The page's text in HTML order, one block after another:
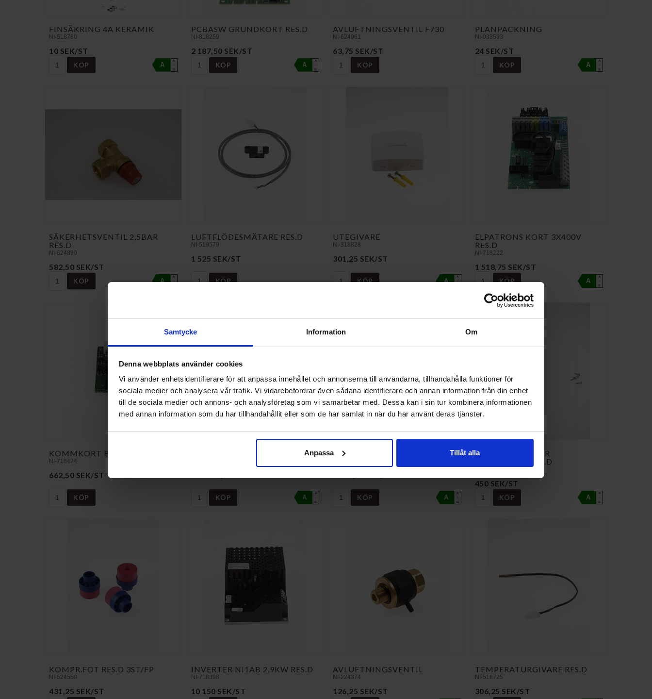
Samtycke Information Om
Denna webbplats använder cookies
Vi använder enhetsidentifierare för att anpassa innehållet och annonserna till användarna, tillhandahålla funktioner för
sociala medier och analysera vår trafik. Vi vidarebefordrar även sådana identifierare och annan information från din enhet
till de sociala medier och annons- och analysföretag som vi samarbetar med. Dessa kan i sin tur kombinera informationen
med annan information som du har tillhandahållit eller som de har samlat in när du har använt deras tjänster.
Anpassa Tillåt alla
FINSÄKRING 4A KERAMIK
NI-518760
10 SEK/ST
KÖP A
A
↑
G
PCBASW GRUNDKORT RES.D
NI-818259
2 187,50 SEK/ST
KÖP A
A
↑
G
AVLUFTNINGSVENTIL F730
NI-624961
63,75 SEK/ST
KÖP
PLANPACKNING
NI-033593
24 SEK/ST
KÖP A
A
↑
G
SÄKERHETSVENTIL 2,5BAR
RES.D
NI-624890
582,50 SEK/ST
KÖP A
A
↑
LUFTFLÖDESMÄTARE RES.D
NI-519579
1 525 SEK/ST
KÖP
UTEGIVARE
NI-318828
301,25 SEK/ST
KÖP A
A
↑
ELPATRONS KORT 3X400V
RES.D
NI-718222
1 518,75 SEK/ST
KÖP A
A
↑
G
KOMMKORT BUSTER RES.D
NI-718424
662,50 SEK/ST
KÖP
AVTAPPN.VENT.M.LOCK RES.D
KÖP A
A
G
DISPLAY MODUL MED UPLINK
KÖP A
A
G
GAVLAR ALUDÖRR
ÖVRE+UNDR.RES.D
NI-407205
450 SEK/ST
KÖP A
A
↑
G
KOMPR.FOT RES.D 3ST/FP
NI-524559
431,25 SEK/ST
INVERTER NI1AB 2,9KW RES.D
NI-718398
10 150 SEK/ST
AVLUFTNINGSVENTIL
NI-224374
126,25 SEK/ST
TEMPERATURGIVARE RES.D
NI-518725
306,25 SEK/ST